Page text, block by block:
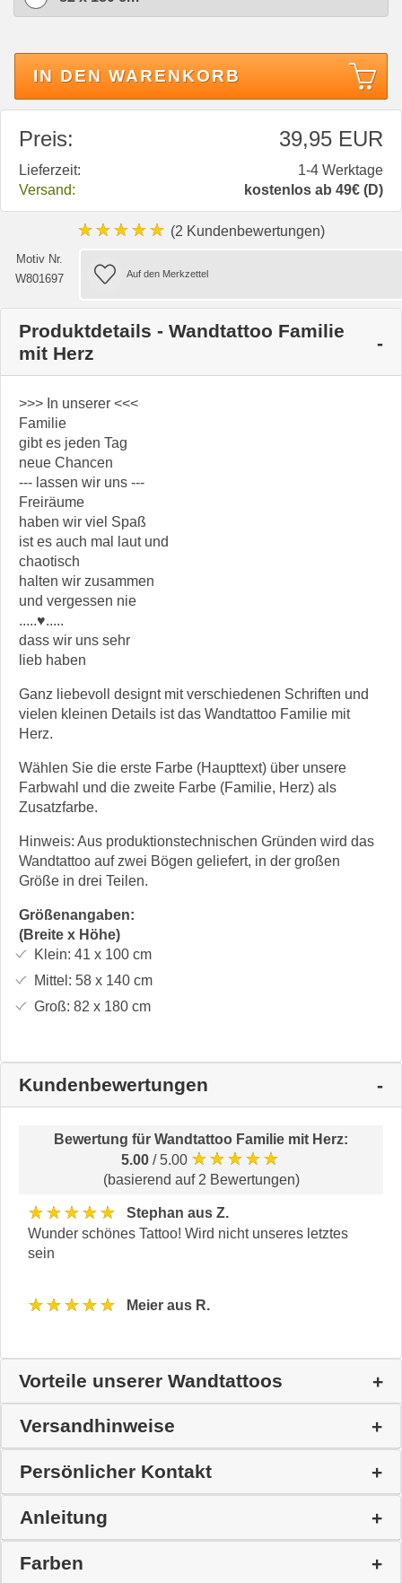
IN DEN WARENKORB
Preis: 39,95 EUR
Lieferzeit:
1-4 Werktage
Versand:
kostenlos ab 49€ (D)
★★★★★ (2 Kundenbewertungen)
Motiv Nr.
W801697
Produktdetails - Wandtattoo Familie
mit Herz
>>> In unserer <<<
Familie
gibt es jeden Tag
neue Chancen
--- lassen wir uns ---
Freiräume
haben wir viel Spaß
ist es auch mal laut und
chaotisch
halten wir zusammen
und vergessen nie
.....♥.....
dass wir uns sehr
lieb haben
Ganz liebevoll designt mit verschiedenen Schriften und
vielen kleinen Details ist das Wandtattoo Familie mit
Herz.
Wählen Sie die erste Farbe (Haupttext) über unsere
Farbwahl und die zweite Farbe (Familie, Herz) als
Zusatzfarbe.
Hinweis: Aus produktionstechnischen Gründen wird das
Wandtattoo auf zwei Bögen geliefert, in der großen
Größe in drei Teilen.
Größenangaben:
(Breite x Höhe)
Klein: 41 x 100cm
Mittel: 58 x 140cm
Groß: 82 x 180cm
Kundenbewertungen
Bewertung für Wandtattoo Familie mit Herz:
5.00 / 5.00 ★★★★★
(basierend auf 2 Bewertungen)
★★★★★
Stephan aus Z.
Wunder schönes Tattoo! Wird nicht unseres letztes
sein
★★★★★ Meier aus R.
Vorteile unserer Wandtattoos
Versandhinweise
Persönlicher Kontakt
Anleitung
Farben